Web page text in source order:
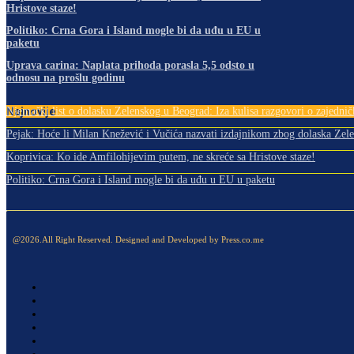
Hristove staze!
Politiko: Crna Gora i Island mogle bi da uđu u EU u
paketu
Uprava carina: Naplata prihoda porasla 5,5 odsto u
odnosu na prošlu godinu
Najnovije
Njemački list o dolasku Zelenskog u Beograd: Iza kulisa razgovori o
Pejak: Hoće li Milan Knežević i Vučića nazvati izdajnikom zbog dolaska
Koprivica: Ko ide Amfilohijevim putem, ne skreće sa Hristove staze!
Politiko: Crna Gora i Island mogle bi da uđu u EU u paketu
@2026.All Right Reserved. Designed and Developed by Press.co.me